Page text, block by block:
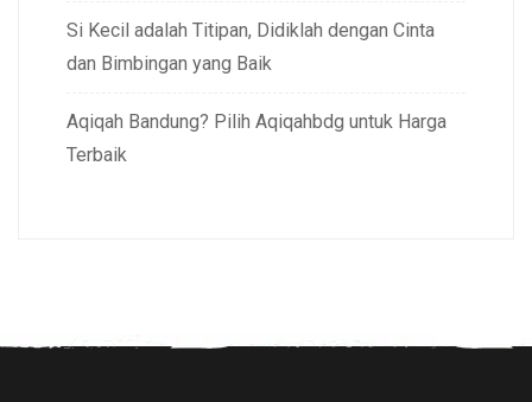
Si Kecil adalah Titipan, Didiklah dengan Cinta
dan Bimbingan yang Baik
Aqiqah Bandung? Pilih Aqiqahbdg untuk Harga
Terbaik